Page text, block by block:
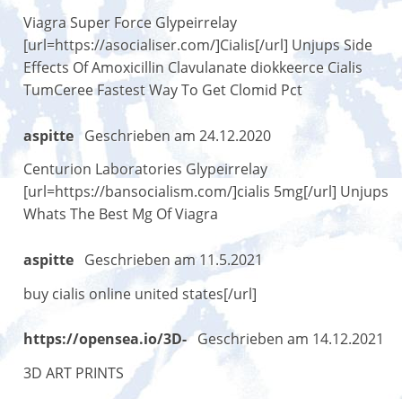
Viagra Super Force Glypeirrelay
[url=https://asocialiser.com/]Cialis[/url] Unjups Side
Effects Of Amoxicillin Clavulanate diokkeerce Cialis
TumCeree Fastest Way To Get Clomid Pct
aspitte Geschrieben am 24.12.2020
Centurion Laboratories Glypeirrelay
[url=https://bansocialism.com/]cialis 5mg[/url] Unjups
Whats The Best Mg Of Viagra
aspitte Geschrieben am 11.5.2021
buy cialis online united states[/url]
https://opensea.io/3D- Geschrieben am 14.12.2021
3D ART PRINTS